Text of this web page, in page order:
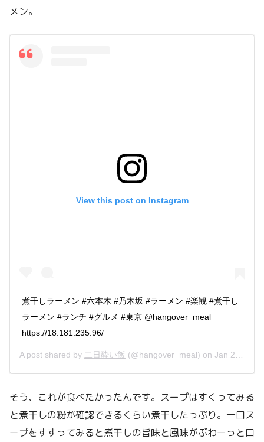
メン。
View this post on Instagram
煮干しラーメン #六本木 #乃木坂 #ラーメン #楽観 #煮干し
ラーメン #ランチ #グルメ #東京 @hangover_meal
https://18.181.235.96/
A post shared by 二日酔い飯 (@hangover_meal) on Jan 20, 2019 at 6:04am PST
そう、これが食べたかったんです。スープはすくってみる
と煮干しの粉が確認できるくらい煮干したっぷり。一口ス
ープをすすってみると煮干しの旨味と風味がぶわーっと口